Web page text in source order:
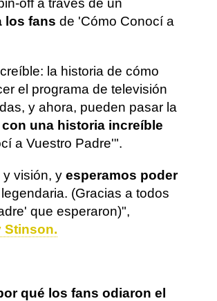
off a través de un
los fans de 'Cómo Conocí a
la historia de cómo
el programa de televisión
y ahora, pueden pasar la
una historia increíble
a Vuestro Padre'".
visión, y esperamos poder
(Gracias a todos
que esperaron)",
Stinson.
qué los fans odiaron el